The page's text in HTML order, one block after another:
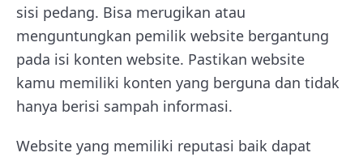
sisi pedang. Bisa merugikan atau
menguntungkan pemilik website bergantung
pada isi konten website. Pastikan website
kamu memiliki konten yang berguna dan tidak
hanya berisi sampah informasi.
Website yang memiliki reputasi baik dapat